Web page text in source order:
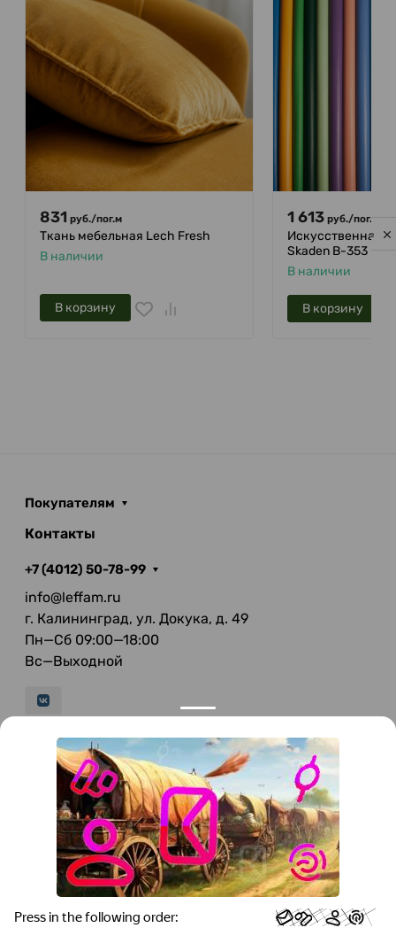
831 руб./пог.м
Ткань мебельная Lech Fresh
В наличии
В корзину
1 613 руб./пог.м
Искусственная
Skaden B-353
В наличии
В корзину
Покупателям
Контакты
+7 (4012) 50-78-99
info@leffam.ru
г. Калининград, ул. Докука, д. 49
Пн—Сб 09:00—18:00
Вс—Выходной
© 2026 LeFFAM — материалы для качественной
мягкой мебели
Получение и обработка персональных данных происходит в
соответствии с Федеральным законом от 27.07.2006 года №152-ФЗ
"О персональных данных", на условиях и для целей, определенных
Политикой конфиденциальности.
Все права защищены. Использование информации с сайта без
разрешения запрещено. Информация, указанная на сайте, не
является публичной офертой.
ООО "Мебель-Холл" ИНН: 3904613126 ОГРН: 1103925020517
Privacy notice